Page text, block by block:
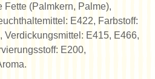
Fette (Palmkern, Palme),
E422, Farbstoff:
Verdickungsmittel: E415, E466,
E200,